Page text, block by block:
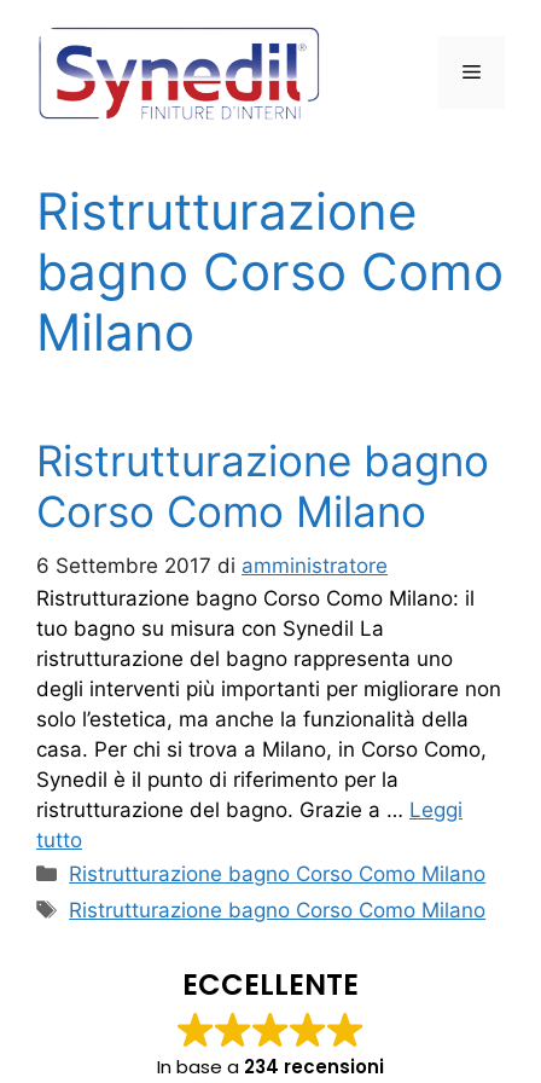
contenuto
Menu
Ristrutturazione
bagno Corso Como
Milano
Ristrutturazione bagno
Corso Como Milano
6 Settembre 2017 di amministratore
Ristrutturazione bagno Corso Como Milano: il
tuo bagno su misura con Synedil La
ristrutturazione del bagno rappresenta uno
degli interventi più importanti per migliorare non
solo l’estetica, ma anche la funzionalità della
casa. Per chi si trova a Milano, in Corso Como,
Synedil è il punto di riferimento per la
ristrutturazione del bagno. Grazie a … Leggi
tutto
Categorie
Ristrutturazione bagno Corso Como Milano
Tag
Ristrutturazione bagno Corso Como Milano
ECCELLENTE
In base a 234 recensioni